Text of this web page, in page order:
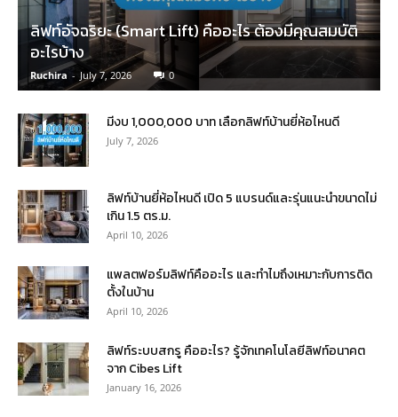
ลิฟท์อัจฉริยะ (Smart Lift) คืออะไร ต้องมีคุณสมบัติ
อะไรบ้าง
Ruchira - July 7, 2026 0
มีงบ 1,000,000 บาท เลือกลิฟท์บ้านยี่ห้อไหนดี
July 7, 2026
ลิฟท์บ้านยี่ห้อไหนดี เปิด 5 แบรนด์และรุ่นแนะนำขนาดไม่
เกิน 1.5 ตร.ม.
April 10, 2026
แพลตฟอร์มลิฟท์คืออะไร และทำไมถึงเหมาะกับการติด
ตั้งในบ้าน
April 10, 2026
ลิฟท์ระบบสกรู คืออะไร? รู้จักเทคโนโลยีลิฟท์อนาคต
จาก Cibes Lift
January 16, 2026